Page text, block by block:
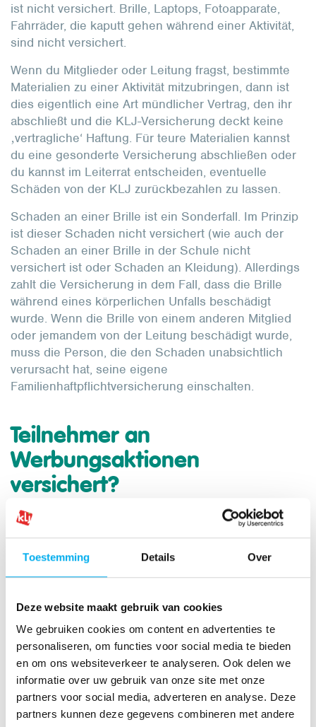
Toestemming Details Over
Deze website maakt gebruik van cookies
We gebruiken cookies om content en advertenties te
personaliseren, om functies voor social media te bieden
en om ons websiteverkeer te analyseren. Ook delen we
informatie over uw gebruik van onze site met onze
partners voor social media, adverteren en analyse. Deze
partners kunnen deze gegevens combineren met andere
ist nicht versichert. Brille, Laptops, Fotoapparate,
Fahrräder, die kaputt gehen während einer Aktivität,
sind nicht versichert.
Wenn du Mitglieder oder Leitung fragst, bestimmte
Materialien zu einer Aktivität mitzubringen, dann ist
dies eigentlich eine Art mündlicher Vertrag, den ihr
abschließt und die KLJ-Versicherung deckt keine
‚vertragliche‘ Haftung. Für teure Materialien kannst
du eine gesonderte Versicherung abschließen oder
du kannst im Leiterrat entscheiden, eventuelle
Schäden von der KLJ zurückbezahlen zu lassen.
Schaden an einer Brille ist ein Sonderfall. Im Prinzip
ist dieser Schaden nicht versichert (wie auch der
Schaden an einer Brille in der Schule nicht
versichert ist oder Schaden an Kleidung). Allerdings
zahlt die Versicherung in dem Fall, dass die Brille
während eines körperlichen Unfalls beschädigt
wurde. Wenn die Brille von einem anderen Mitglied
oder jemandem von der Leitung beschädigt wurde,
muss die Person, die den Schaden unabsichtlich
verursacht hat, seine eigene
Familienhaftpflichtversicherung einschalten.
Teilnehmer an
Werbungsaktionen
versichert?
Unsere KLJ-Versicherung bzgl. zivilrechtlicher
Beistands gilt auch für nicht-Mitglieder, die an
gelegentlichen Werbungsaktionen teilnehmen.